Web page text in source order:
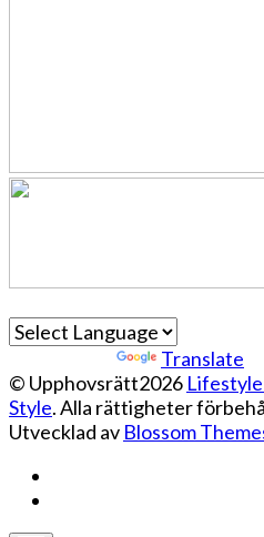
Translate
© Upphovsrätt2026
Style. Alla rättigheter
Utvecklad av Blossom